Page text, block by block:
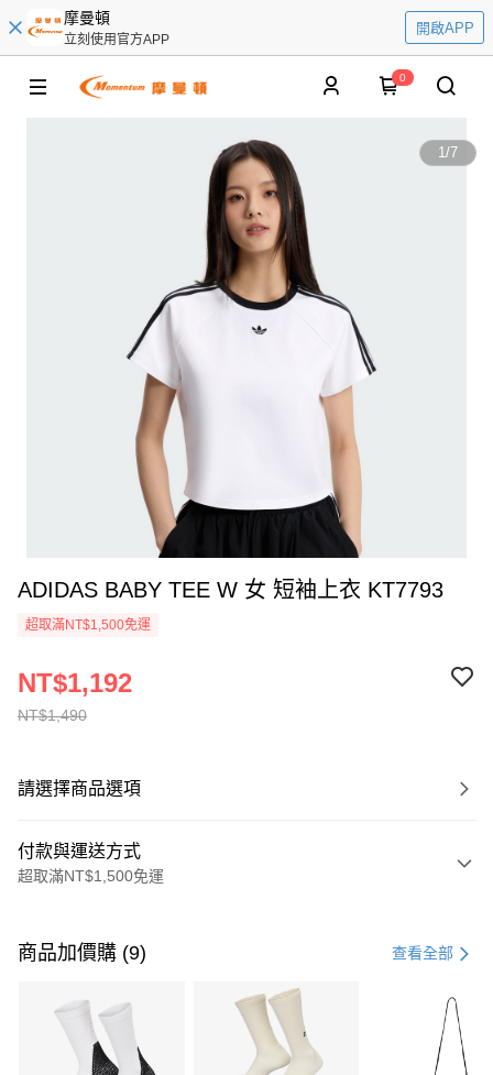
摩曼頓
立刻使用官方APP
開啟APP
0
1/7
ADIDAS BABY TEE W 女 短袖上衣 KT7793
超取滿NT$1,500免運
NT$1,490
NT$1,192
請選擇商品選項
付款與運送方式
超取滿NT$1,500免運
信用卡一次付款
3 期 0 利率 每期 21家銀行
合作金庫商業銀行
第一商業銀行
商品加價購 (9) 查看全部